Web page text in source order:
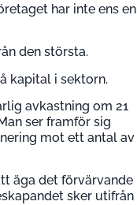
har inte ens en
den största.
kapital i sektorn.
avkastning om 21
ser framför sig
mot ett antal av
äga det förvärvande
sker utifrån